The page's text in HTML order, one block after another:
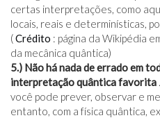
certas interpretações, como
locais, reais e determinísticas,
(Crédito : página da Wikipédia
da mecânica quântica)
5.) Não há nada de errado em
interpretação quântica favorita
você pode prever, observar e
entanto, com a física quântica,